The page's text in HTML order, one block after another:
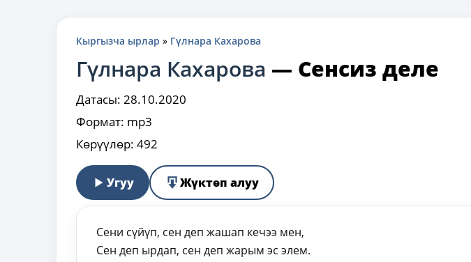
Кыргызча ырлар » Гүлнара Кахарова
Гүлнара Кахарова — Сенсиз деле
Датасы: 28.10.2020
Формат: mp3
Көрүүлөр: 492
Угуу Жүктөп алуу
Сени сүйүп, сен деп жашап кечээ мен,
Сен деп ырдап, сен деп жарым эс элем.